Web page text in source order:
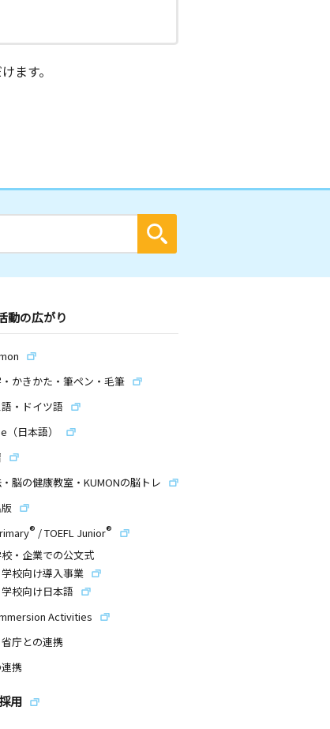
ます。
動の広がり
かきかた・筆ペン・毛筆
・ドイツ語
日本語）
脳の健康教室・KUMONの脳トレ
® /TOEFL Junior®
・企業での公文式
校向け導入事業
校向け日本語
Activities
庁との連携
携
用